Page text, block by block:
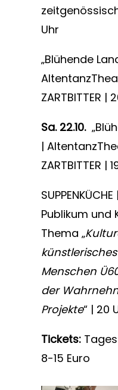
Uhr
„Blühende
ZARTBITTER |
Sa. 22.10.
|
ZARTBITTER |
Publikum und
Thema „
Menschen
der
Projekte“ | 20
Tickets:
8-15 Euro